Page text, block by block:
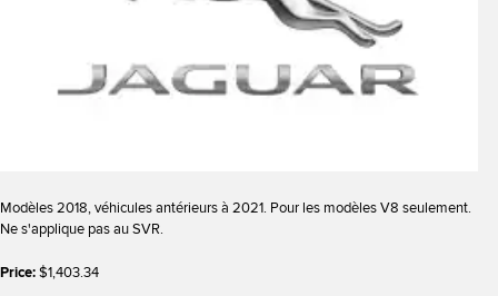
Modèles 2018, véhicules antérieurs à 2021. Pour les modèles V8 seulement.
Ne s'applique pas au SVR.
Price:$1,403.34